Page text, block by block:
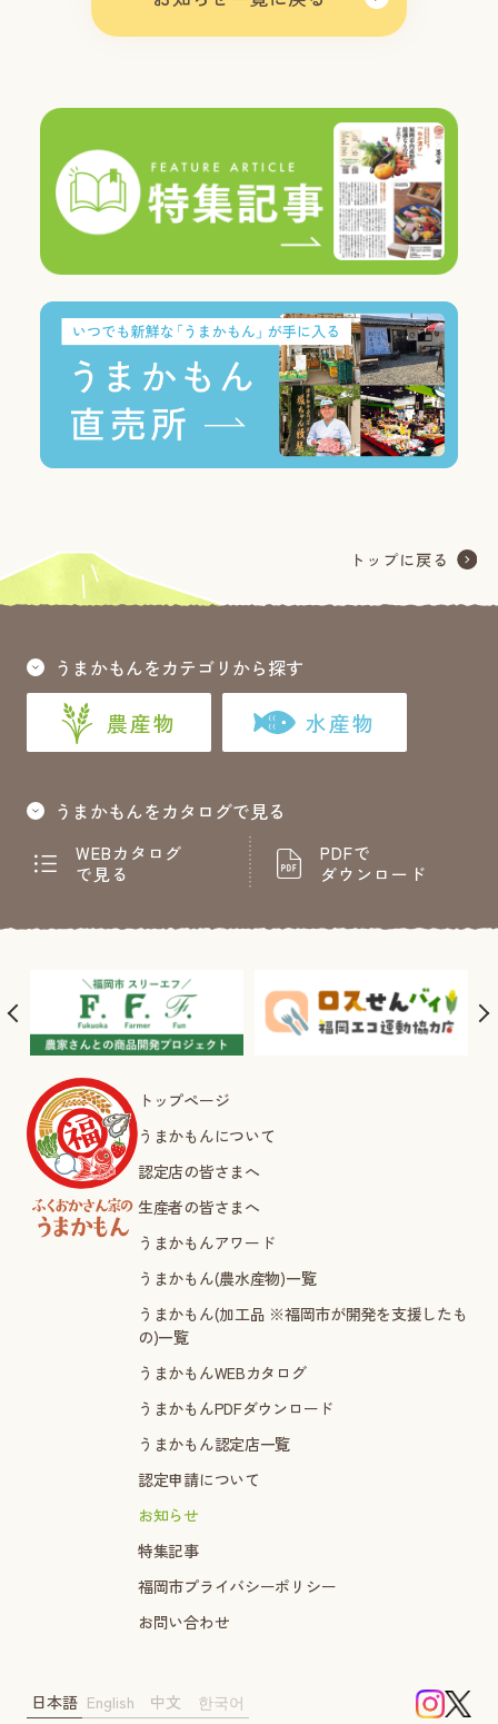
うまかもんをカテゴリから探す
農産物 水産物
うまかもんをカタログで見る
WEBカタログ
で見る
PDFで
ダウンロード
トップページ
うまかもんについて
認定店の皆さまへ
生産者の皆さまへ
うまかもんアワード
うまかもん(農水産物)一覧
うまかもん(加工品 ※福岡市が開発を支援したも
の)一覧
うまかもんWEBカタログ
うまかもんPDFダウンロード
うまかもん認定店一覧
認定申請について
お知らせ
特集記事
福岡市プライバシーポリシー
お問い合わせ
日本語 English 中文 한국어